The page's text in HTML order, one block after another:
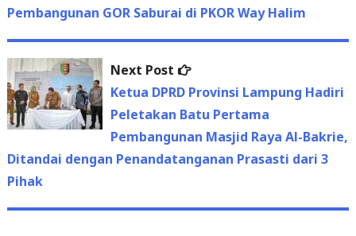
Pembangunan GOR Saburai di PKOR Way Halim
Next Post
Next
post:
Ketua DPRD Provinsi Lampung Hadiri
Peletakan Batu Pertama
Pembangunan Masjid Raya Al-Bakrie,
Ditandai dengan Penandatanganan Prasasti dari 3
Pihak